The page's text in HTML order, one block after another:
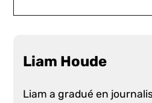
Liam Houde
Liam a gradué en